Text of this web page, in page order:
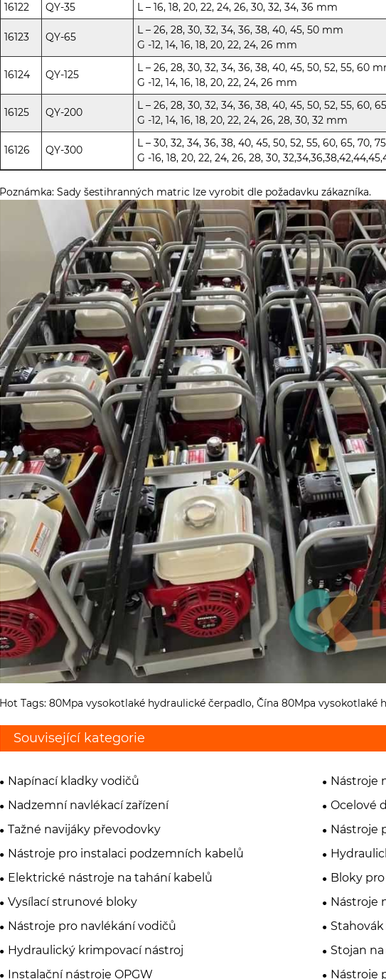
16122
QY-35 L – 16, 18, 20, 22, 24, 26, 30, 32, 34, 36 mm
16123 QY-65
L – 26, 28, 30, 32, 34, 36, 38, 40, 45, 50 mm
G -12, 14, 16, 18, 20, 22, 24, 26 mm
16124 QY-125
L – 26, 28, 30, 32, 34, 36, 38, 40, 45, 50, 52, 55, 60
G -12, 14, 16, 18, 20, 22, 24, 26 mm
16125 QY-200
L – 26, 28, 30, 32, 34, 36, 38, 40, 45, 50, 52, 55, 60,
G -12, 14, 16, 18, 20, 22, 24, 26, 28, 30, 32 mm
16126 QY-300
L – 30, 32, 34, 36, 38, 40, 45, 50, 52, 55, 60, 65, 70,
G -16, 18, 20, 22, 24, 26, 28, 30,
Poznámka: Sady šestihranných matric lze vyrobit dle požadavku zákazníka.
Hot Tags: 80Mpa vysokotlaké hydraulické čerpadlo, Čína 80Mpa
Související kategorie
Napínací kladky vodičů
Nástroje
Nadzemní navlékací zařízení
Ocelové
Tažné navijáky převodovky
Nástroje
Nástroje pro instalaci podzemních kabelů
Elektrické nástroje na tahání kabelů
Bloky
Vysílací strunové bloky
Nástroje
Nástroje pro navlékání vodičů
Hydraulický krimpovací nástroj
Stojan
Instalační nástroje OPGW
Nástroje